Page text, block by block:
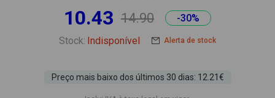
10.43 14.90
-30%
Stock: Indisponível Alerta de stock
Preço mais baixo dos últimos 30 dias: 12.21€